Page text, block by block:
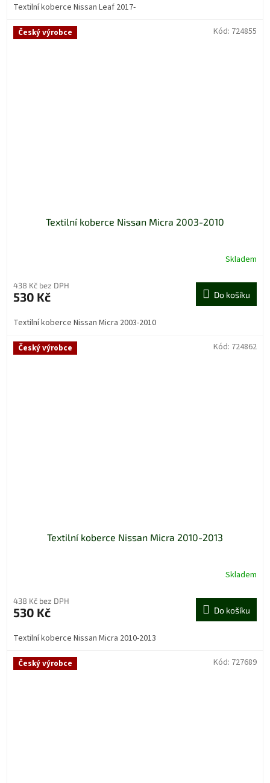
Textilní koberce Nissan Leaf 2017-
Český výrobce
Textilní koberce Nissan Micra 2003-2010
Skladem
438 Kč bez DPH
530 Kč Do košíku
Textilní koberce Nissan Micra 2003-2010
Kód: 724855
Český výrobce
Textilní koberce Nissan Micra 2010-2013
Skladem
438 Kč bez DPH
530 Kč Do košíku
Textilní koberce Nissan Micra 2010-2013
Kód: 724862
Český výrobce Kód: 727689